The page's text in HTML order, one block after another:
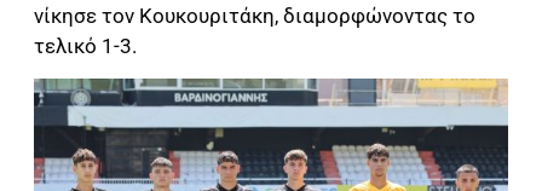
νίκησε τον Κουκουριτάκη, διαμορφώνοντας το
τελικό 1-3.